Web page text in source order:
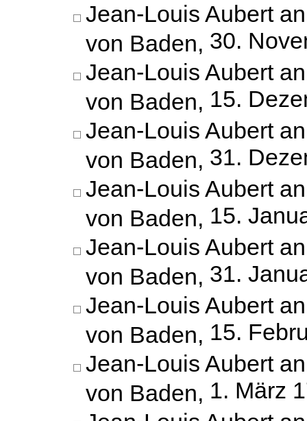
Jean-Louis Aubert
von Baden, 30.
Jean-Louis Aubert
von Baden, 15.
Jean-Louis Aubert
von Baden, 31.
Jean-Louis Aubert
von Baden, 15.
Jean-Louis Aubert
von Baden, 31.
Jean-Louis Aubert
von Baden, 15.
Jean-Louis Aubert
von Baden, 1. März